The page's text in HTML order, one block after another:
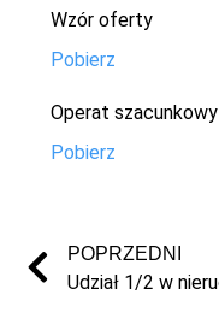
Wzór oferty
Pobierz
Operat szacunkowy
Pobierz
POPRZEDNI